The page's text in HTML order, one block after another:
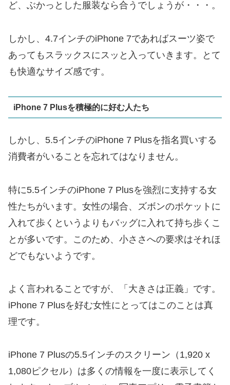
ど、ぶかっとした服装なら合うでしょうが・・・。
しかし、4.7インチのiPhone 7であればスーツ姿で
あってもスラックスにスッと入っていきます。とて
も快適なサイズ感です。
iPhone 7 Plusを積極的に好む人たち
しかし、5.5インチのiPhone 7 Plusを指名買いする
消費者がいることを忘れてはなりません。
特に5.5インチのiPhone 7 Plusを強烈に支持する女
性たちがいます。女性の場合、ズボンのポケットに
入れて歩くというよりもバッグに入れて持ち歩くこ
とが多いです。このため、小ささへの要求はそれほ
どでもないようです。
よく言われることですが、「大きさは正義」です。
iPhone 7 Plusを好む女性にとってはこのことは真
理です。
iPhone 7 Plusの5.5インチのスクリーン（1,920 x
1,080ピクセル）は多くの情報を一度に表示してく